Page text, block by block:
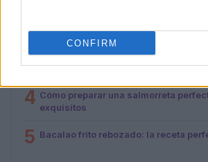
CONFIRM
2
3 Lunchables presenta su innovador
dippable
4 Cómo preparar una salmorreta
exquisitos
5 Bacalao frito rebozado: la receta